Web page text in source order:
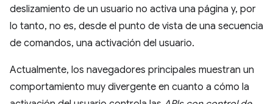
deslizamiento de un usuario no activa una página y, por
lo tanto, no es, desde el punto de vista de una secuencia
de comandos, una activación del usuario.
Actualmente, los navegadores principales muestran un
comportamiento muy divergente en cuanto a cómo la